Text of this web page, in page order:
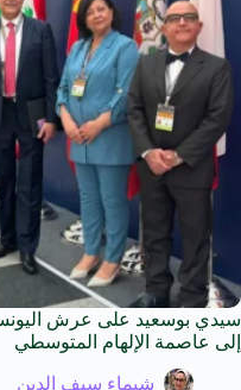
سيدي بوسعيد على عرش
إلى عاصمة الإلهام المتوسطي
شيماء سيف الدين